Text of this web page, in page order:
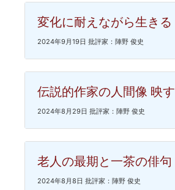
変化に耐えながら生きる
2024年9月19日 批評家：陣野 俊史
伝説的作家の人間像 映す
2024年8月29日 批評家：陣野 俊史
老人の最期と一茶の俳句
2024年8月8日 批評家：陣野 俊史